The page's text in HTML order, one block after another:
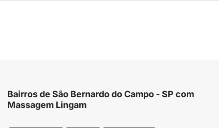
Bairros de São Bernardo do Campo - SP com
Massagem Lingam